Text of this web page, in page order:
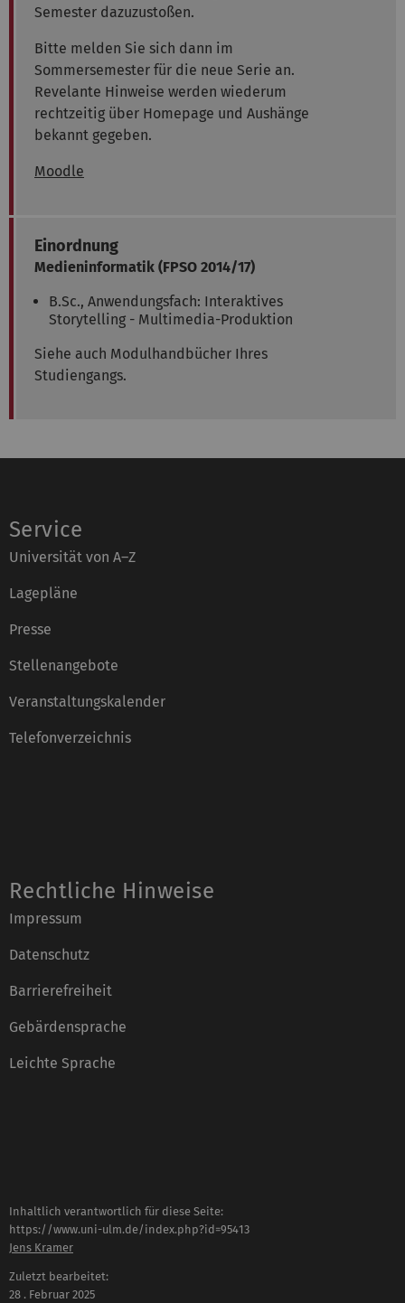
Semester dazuzustoßen.
Bitte melden Sie sich dann im
Sommersemester für die neue Serie an.
Revelante Hinweise werden wiederum
rechtzeitig über Homepage und Aushänge
bekannt gegeben.
Moodle
Einordnung
Medieninformatik (FPSO 2014/17)
B.Sc., Anwendungsfach: Interaktives
Storytelling - Multimedia-Produktion
Siehe auch Modulhandbücher Ihres
Studiengangs.
Service
Universität von A–Z
Lagepläne
Presse
Stellenangebote
Veranstaltungskalender
Telefonverzeichnis
Rechtliche Hinweise
Impressum
Datenschutz
Barrierefreiheit
Gebärdensprache
Leichte Sprache
Inhaltlich verantwortlich für diese Seite:
https://www.uni-ulm.de/index.php?id=95413
Jens Kramer
Zuletzt bearbeitet:
28 . Februar 2025